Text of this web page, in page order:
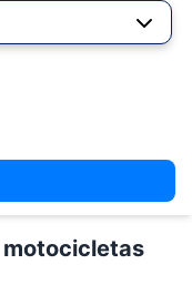
motocicletas